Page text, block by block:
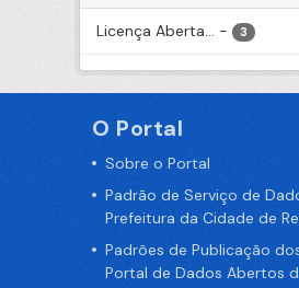
Licença Aberta... - 3
O Portal
Sobre o Portal
Padrão de Serviço de
Prefeitura da Cidade de
Padrões de Publicação
Portal de Dados Abertos